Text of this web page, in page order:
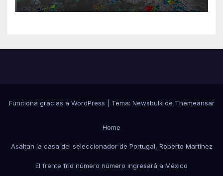
Funciona gracias a WordPress Tema: Newsbulkde Themeansar
Home
Asaltan la casa del seleccionador de Portugal, Roberto Martínez
El frente frío número número ingresará a México